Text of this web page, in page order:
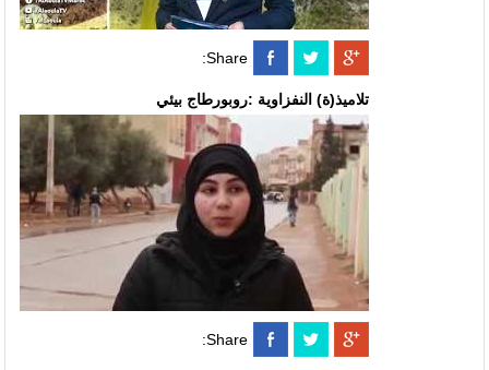
Share:
تلاميذ(ة) النفزاوية :روبورطاج بيئي
Share: